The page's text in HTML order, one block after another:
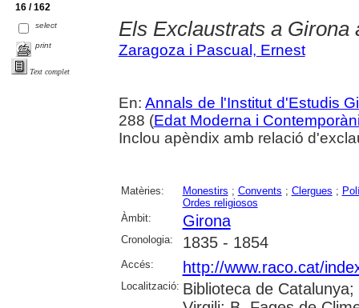
16 / 162
select
print
Text complet
Els Exclaustrats a Girona
Zaragoza i Pascual, Ernest
En:Annals de l'Institut d'Estudis
288 (Edat Moderna i
Inclou apèndix amb relació
Matèries: Monestirs ; Convents ; Clergues ;
Ordes religiosos
Àmbit:
Girona
Cronologia: 1835 - 1854
Accés: http://www.raco.cat/
Localització: Biblioteca de